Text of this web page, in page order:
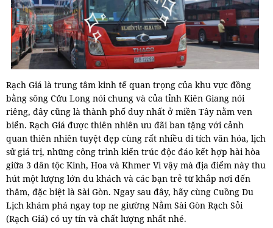
Rạch Giá là trung tâm kinh tế quan trọng của khu vực đồng
bằng sông Cửu Long nói chung và của tỉnh Kiên Giang nói
riêng, đây cũng là thành phố duy nhất ở miền Tây nằm ven
biển. Rạch Giá được thiên nhiên ưu đãi ban tặng với cảnh
quan thiên nhiên tuyệt đẹp cùng rất nhiều di tích văn hóa, lịch
sử giá trị, những công trình kiến trúc độc đáo kết hợp hài hòa
giữa 3 dân tộc Kinh, Hoa và Khmer Vì vậy mà địa điểm này thu
hút một lượng lớn du khách và các bạn trẻ từ khắp nơi đến
thăm, đặc biệt là Sài Gòn. Ngay sau đây, hãy cùng Cuồng Du
Lịch khám phá ngay top ne giường Nằm Sài Gòn Rạch Sỏi
(Rạch Giá) có uy tín và chất lượng nhất nhé.